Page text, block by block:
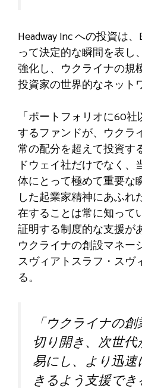
Headway Inc への投資は、
って決定的な瞬間を表し
強化し、ウクライナの規
投資家の世界的なネット
「ポートフォリオに60
するファンドが、ウクラ
常の配分を超えて投資す
ドウェイ社だけでなく
体にとって極めて重要な
した起業家精神にあふ
在することは常に知って
証明する制度的な支援が
ウクライナの創設マネー
スヴィアトスラフ・スヴ
る。
「ウクライナの
切り開き、次世
易にし、より迅
きるよう支援で